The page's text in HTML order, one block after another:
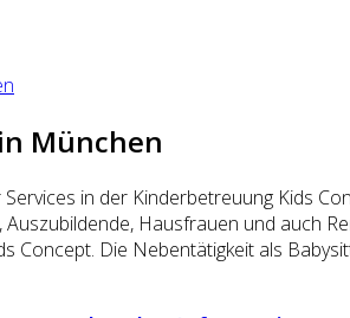
München
in der Kinderbetreuung Kids
Auszubildende, Hausfrauen und auch
Concept. Die Nebentätigkeit als